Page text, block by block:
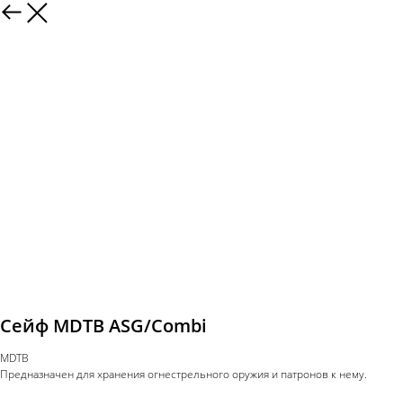
Сейф MDTB ASG/Combi
MDTB
Предназначен для хранения огнестрельного оружия и патронов к нему.